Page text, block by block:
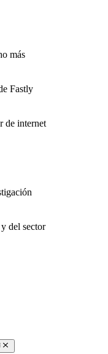
más
Fastly
de internet
del sector